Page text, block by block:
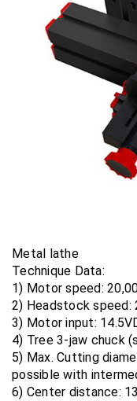
Metal lathe
Technique Data:
1) Motor speed:
2) Headstock speed:
3) Motor input:
4) Tree 3-jaw chuck
5) Max. Cutting
possible with
6) Center distance: